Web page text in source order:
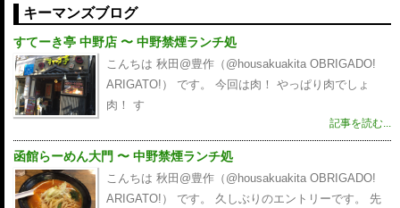
キーマンズブログ
すてーき亭 中野店 〜 中野禁煙ランチ処
こんちは 秋田@豊作（@housakuakita‎ OBRIGADO!
ARIGATO!） です。 今回は肉！ やっぱり肉でしょ
肉！ す
記事を読む...
函館らーめん大門 〜 中野禁煙ランチ処
こんちは 秋田@豊作（@housakuakita‎ OBRIGADO!
ARIGATO!） です。 久しぶりのエントリーです。 先